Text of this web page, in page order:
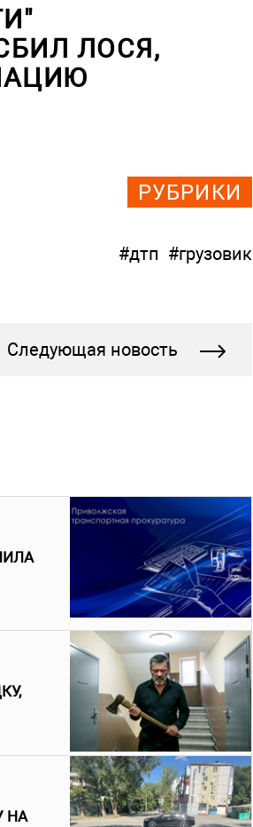
ЛОСЯ,
РУБРИКИ
#дтп #грузовик
Следующая новость
НА